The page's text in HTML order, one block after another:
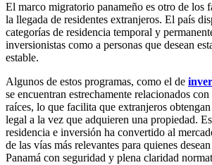
El marco migratorio panameño es otro de los
la llegada de residentes extranjeros. El país
categorías de residencia temporal y
inversionistas como a personas que desean
estable.
Algunos de estos programas, como el de
se encuentran estrechamente relacionados
raíces, lo que facilita que extranjeros
legal a la vez que adquieren una propiedad.
residencia e inversión ha convertido al
de las vías más relevantes para quienes
Panamá con seguridad y plena claridad